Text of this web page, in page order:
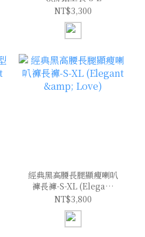
(Elegant & Love)
NT$3,300
經典黑高腰長腿顯瘦喇叭
褲長褲-S-XL (Elegant
& Love)
NT$3,800